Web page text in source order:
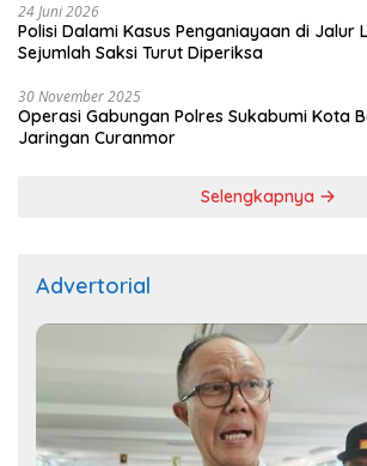
24 Juni 2026
Polisi Dalami Kasus Penganiayaan di Jalur
Sejumlah Saksi Turut Diperiksa
30 November 2025
Operasi Gabungan Polres Sukabumi Kota
Jaringan Curanmor
Selengkapnya
Advertorial